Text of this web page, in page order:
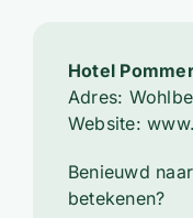
Hotel
Adres:
Website:
Benieuwd
betekenen?